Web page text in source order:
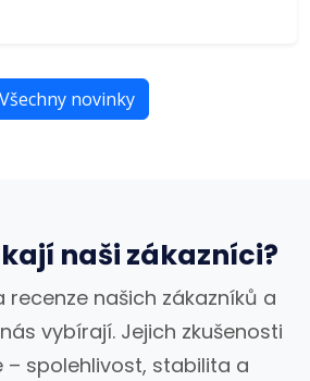
Všechny novinky
naši zákazníci?
recenze našich zákazníků a
vybírají. Jejich zkušenosti
– spolehlivost, stabilita a